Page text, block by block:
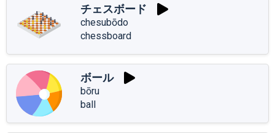
チェスボード
chesubōdo
chessboard
ボール
bōru
ball